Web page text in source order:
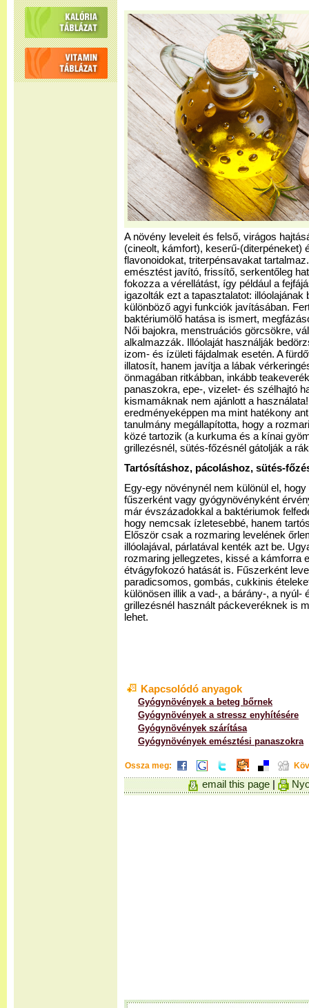
A növény leveleit és felső, virágos
(cineolt, kámfort), keserű-(diterpéneket)
flavonoidokat, triterpénsavakat
emésztést javító, frissítő, serkentőleg
fokozza a vérellátást, így például a
igazolták ezt a tapasztalatot: illóolajának
különböző agyi funkciók javításában.
baktériumölő hatása is ismert,
Női bajokra, menstruációs görcsökre,
alkalmazzák. Illóolaját használják
izom- és ízületi fájdalmak esetén. A
illatosít, hanem javítja a lábak
önmagában ritkábban, inkább
panaszokra, epe-, vizelet- és szélhajtó
kismamáknak nem ajánlott a
eredményeképpen ma mint hatékony
tanulmány megállapította, hogy a
közé tartozik (a kurkuma és a kínai
grillezésnél, sütés-főzésnél gátolják a
Tartósításhoz, pácoláshoz, sütés-
Egy-egy növénynél nem különül el,
fűszerként vagy gyógynövényként
már évszázadokkal a baktériumok
hogy nemcsak ízletesebbé, hanem
Először csak a rozmaring levelének
illóolajával, párlatával kenték azt be.
rozmaring jellegzetes, kissé a kámforra
étvágyfokozó hatását is. Fűszerként
paradicsomos, gombás, cukkinis
különösen illik a vad-, a bárány-, a nyúl-
grillezésnél használt páckeveréknek is
lehet.
Kapcsolódó anyagok
Gyógynövények a beteg bőrnek
Gyógynövények a stressz enyhítésére
Gyógynövények szárítása
Gyógynövények emésztési panaszokra
Ossza meg:
email this page